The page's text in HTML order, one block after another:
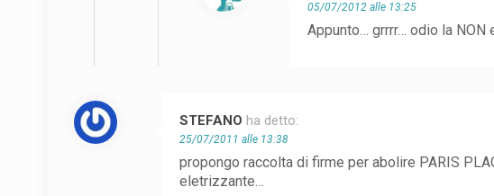
05/07/2012 alle 13:25
Appunto… grrrr… odio la NON
STEFANO ha detto:
25/07/2011 alle 13:38
propongo raccolta di firme per abolire PARIS
eletrizzante…